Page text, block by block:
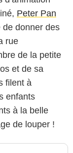
Peter Pan
de donner des
rue
de la petite
et de sa
filent à
enfants
à la belle
de louper !